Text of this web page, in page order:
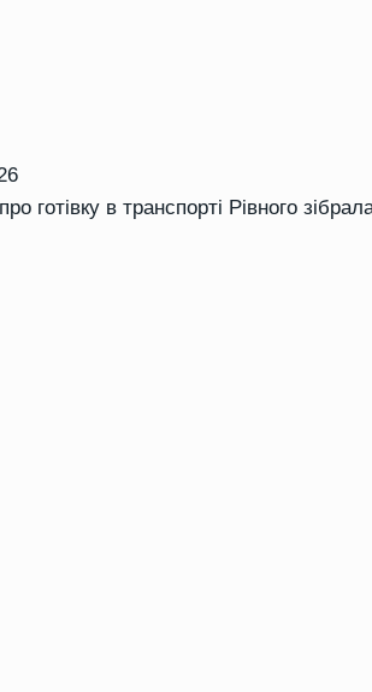
готівку в транспорті Рівного